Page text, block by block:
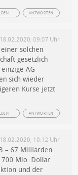
ANTWORTEN
18.02.2020, 09:07 Uhr
solchen
gesetzlich
AG
sich wieder
Kurse jetzt
ANTWORTEN
18.02.2020, 10:12 Uhr
– 67 Milliarden
700 Mio. Dollar
und der